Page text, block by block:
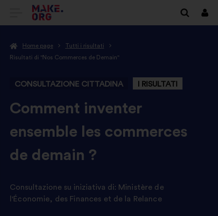
VAI
HOME
DI
MAKE.ORG
Home page
Tutti i risultati
Risultati di "Nos Commerces de Demain"
CONSULTAZIONE CITTADINA I RISULTATI
-
Comment inventer
ensemble les commerces
de demain ?
Consultazione su iniziativa di: Ministère de
l'Économie, des Finances et de la Relance